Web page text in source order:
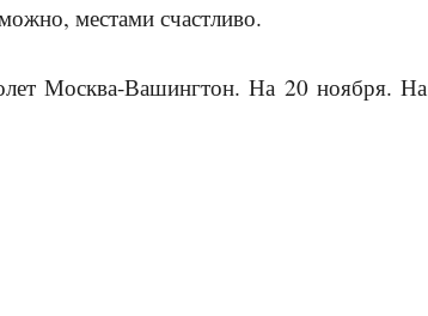
местами счастливо.
Москва-Вашингтон. На 20 ноября. На